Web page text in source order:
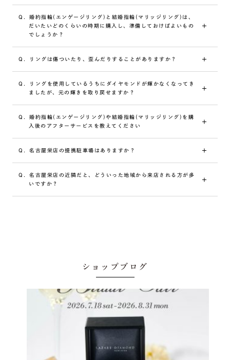
Q.
婚約指輪(エンゲージリング)と結婚指輪(マリッジリング)は、
だいたいどのくらいの時期に購入し、準備しておけばよいもの
でしょうか？
ておくと安心です。
Q. リングは傷ついたり、歪んだりすることがありますか？
使用中にどうしても細かいキズは付いてきますが、店頭のク
リーニングである程度目立たなく出来ますので、お気軽にお
ら、ご購入店舗へお問い合わせください。
Q.
リングを使用しているうちにダイヤモンドが輝かなくなってき
ましたが、元の輝きを取り戻せますか？
モンドは油脂と相性が良い性質があるため、クリーム状の油
脂や石鹸を使用したり、手の皮脂膜などが付着することによ
の洗剤などの中性洗剤をぬるま湯で薄めたもので優しく洗う
わせください。
Q.
婚約指輪(エンゲージリング)や結婚指輪(マリッジリング)を購
入後のアフターサービスを教えてください
アフターサービスをご用意しています。詳しい
アフターサー
Q. 名古屋栄店の提携駐車場はありますか？
ーキング(P3)と提携しております。ご利用頂いた場合、当店
滞在時間分の駐車場代を負担致しますので、駐車券をスタッ
Q.
名古屋栄店の近隣だと、どういった地域から来店される方が多
いですか？
ショップブログ